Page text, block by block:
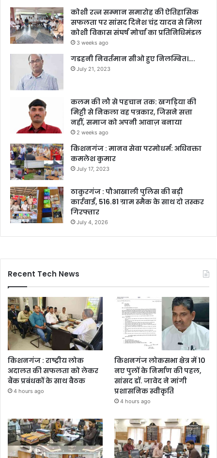
कोशी रत्न सम्मान समारोह की ऐतिहासिक
सफलता पर सांसद दिनेश चंद्र यादव से मिला
कोशी विकास संघर्ष मोर्चा का प्रतिनिधिमंडल
3 weeks ago
गडहनी निवर्तमान सीओ हुए निलम्बित।….
July 21, 2023
कलम की लौ से पहचान तक: खगड़िया की
मिट्टी से निकला वह पत्रकार, जिसने सत्ता
नहीं, समाज को अपनी आवाज़ बनाया
2 weeks ago
किशनगंज : मानव सेवा परमोधर्म: अधिवक्ता
कमलेश कुमार
July 17, 2023
ठाकुरगंज : पौआखाली पुलिस की बड़ी
कार्रवाई, 516.81 ग्राम स्मैक के साथ दो तस्कर
गिरफ्तार
July 4, 2026
Recent Tech News
किशनगंज : राष्ट्रीय लोक
अदालत की सफलता को लेकर
बैंक प्रबंधकों के साथ बैठक
4 hours ago
किशनगंज लोकसभा क्षेत्र में 10
नए पुलों के निर्माण की पहल,
सांसद डॉ. जावेद ने मांगी
प्रशासनिक स्वीकृति
4 hours ago